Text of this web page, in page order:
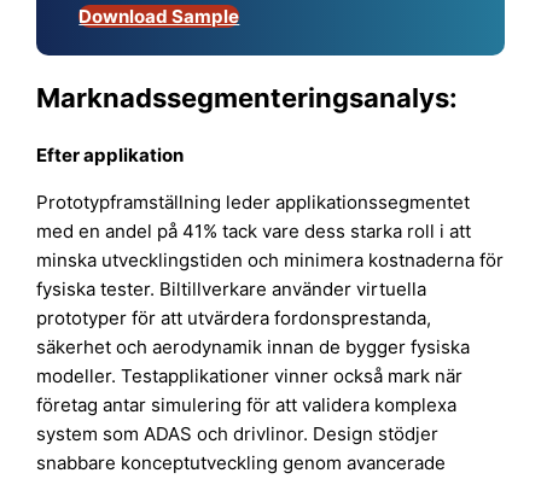
Download Sample
Marknadssegmenteringsanalys:
Efter applikation
Prototypframställning leder applikationssegmentet
med en andel på 41% tack vare dess starka roll i att
minska utvecklingstiden och minimera kostnaderna för
fysiska tester. Biltillverkare använder virtuella
prototyper för att utvärdera fordonsprestanda,
säkerhet och aerodynamik innan de bygger fysiska
modeller. Testapplikationer vinner också mark när
företag antar simulering för att validera komplexa
system som ADAS och drivlinor. Design stödjer
snabbare konceptutveckling genom avancerade